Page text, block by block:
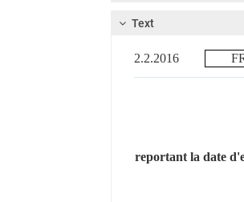
Text
2.2.2016
reportant la date